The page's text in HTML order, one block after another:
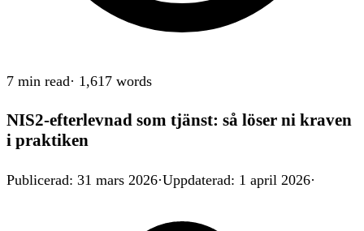
7 min read· 1,617 words
NIS2-efterlevnad som tjänst: så löser ni kraven
i praktiken
Publicerad: 31 mars 2026·Uppdaterad: 1 april 2026·